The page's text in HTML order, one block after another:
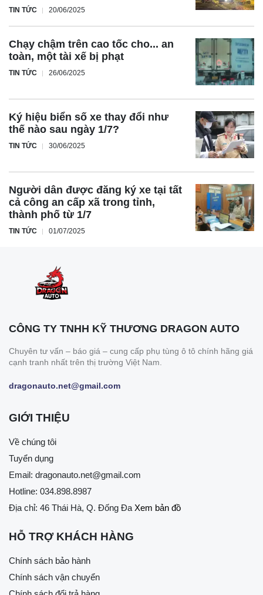
TIN TỨC 20/06/2025
Chạy chậm trên cao tốc cho... an
toàn, một tài xế bị phạt
TIN TỨC 26/06/2025
Ký hiệu biển số xe thay đổi như
thế nào sau ngày 1/7?
TIN TỨC 30/06/2025
Người dân được đăng ký xe tại tất
cả công an cấp xã trong tỉnh,
thành phố từ 1/7
TIN TỨC 01/07/2025
CÔNG TY TNHH KỸ THƯƠNG DRAGON AUTO
Chuyên tư vấn – báo giá – cung cấp phụ tùng ô tô chính hãng giá
cạnh tranh nhất trên thị trường Việt Nam.
dragonauto.net@gmail.com
GIỚI THIỆU
Về chúng tôi
Tuyển dụng
Email: dragonauto.net@gmail.com
Hotline: 034.898.8987
Địa chỉ: 46 Thái Hà, Q. Đống Đa Xem bản đồ
HỖ TRỢ KHÁCH HÀNG
Chính sách bảo hành
Chính sách vận chuyển